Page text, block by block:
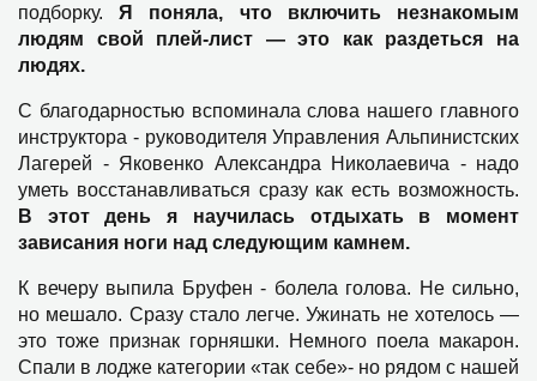
подборку.Я поняла, что включить незнакомым
людям свой плей-лист — это как раздеться на
людях.
С благодарностью вспоминала слова нашего главного
инструктора - руководителя Управления Альпинистских
Лагерей - Яковенко Александра Николаевича - надо
уметь восстанавливаться сразу как есть возможность.
В этот день я научилась отдыхать в момент
зависания ноги над следующим камнем.
К вечеру выпила Бруфен - болела голова. Не сильно,
но мешало. Сразу стало легче. Ужинать не хотелось —
это тоже признак горняшки. Немного поела макарон.
Спали в лодже категории «так себе»- но рядом с нашей